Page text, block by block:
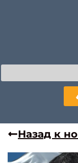
Назад к